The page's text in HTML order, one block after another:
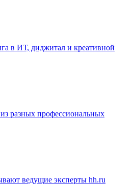
в ИТ, диджитал и креативной
разных профессиональных
ведущие эксперты hh.ru